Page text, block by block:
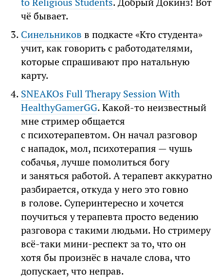
чё бывает.
Синельников в подкасте «Кто студента»
учит, как говорить с работодателями,
которые спрашивают про натальную
карту.
SNEAKOs Full Therapy Session With
HealthyGamerGG. Какой-то неизвестный
мне стример общается
с психотерапевтом. Он начал разговор
с нападок, мол, психотерапия — чушь
собачья, лучше помолиться богу
и заняться работой. А терапевт аккуратно
разбирается, откуда у него это говно
в голове. Суперинтересно и хочется
поучиться у терапевта просто ведению
разговора с такими людьми. Но стримеру
всё-таки мини-респект за то, что он
хотя бы произнёс в начале слова, что
допускает, что неправ.